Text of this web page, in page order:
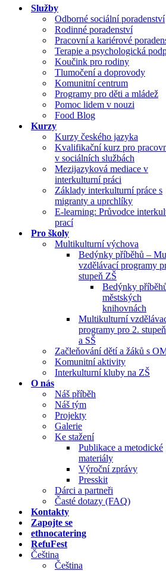
Služby
Odborné sociální poradenství
Rodinné poradenství
Pracovní a kariérové
Terapie a psychologická
Koučink pro rodiny
Tlumočení a doprovody
Komunitní centrum
Programy pro děti a mládež
Pomoc lidem v nouzi
Food Blog
Kurzy
Kurzy českého jazyka
Kvalifikační kurz pro
v sociálních službách
Mezijazyková mediace v
interkulturní práci
Základy interkulturní práce s
migranty a uprchlíky
E-learning: Průvodce
prací
Pro školy
Multikulturní výchova
Bedýnky příběhů –
vzdělávací programy
stupeň ZŠ
Bedýnky
městských
knihovnách
Multikulturní
programy pro 2.
a SŠ
Začleňování dětí a žáků s
Komunitní aktivity
Interkulturní kluby na ZŠ
O nás
Náš příběh
Náš tým
Projekty
Galerie
Ke stažení
Publikace a metodické
materiály
Výroční zprávy
Presskit
Dárci a partneři
Časté dotazy (FAQ)
Kontakty
Zapojte se
ethnocatering
RefuFest
Čeština
Čeština